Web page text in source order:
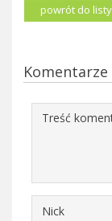
powrót do
Komentarze